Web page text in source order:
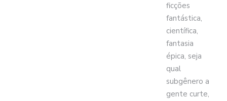
ficções
fantástica,
científica,
fantasia
épica, seja
qual
subgênero a
gente curte,